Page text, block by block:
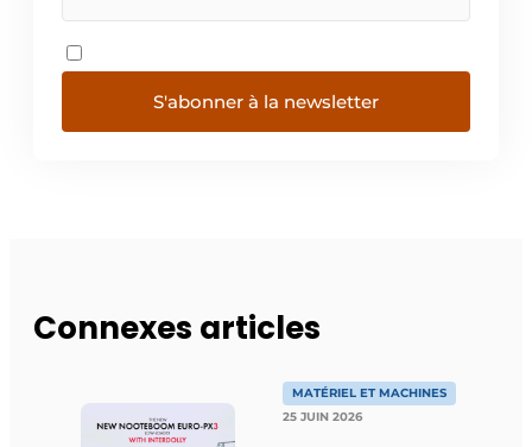
S'abonner à la newsletter
Connexes articles
MATÉRIEL ET MACHINES
25 JUIN 2026